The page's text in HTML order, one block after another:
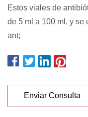
Estos viales de
de 5 ml a 100 ml, y se
ant;
Enviar Consulta